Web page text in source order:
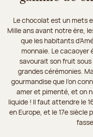
Le chocolat est un mets
Mille ans avant notre ère,
que les habitants
monnaie. Le cacaoyer
savourait son fruit sous
grandes cérémonies.
gourmandise que l’on
amer et pimenté, et on
liquide ! Il faut attendre le
en Europe, et le 17e siècle